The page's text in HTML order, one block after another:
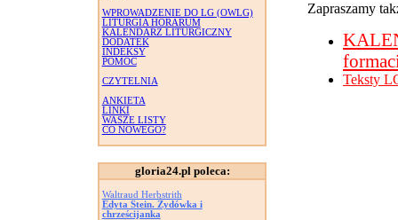
WPROWADZENIE DO LG (OWLG)
LITURGIA HORARUM
KALENDARZ LITURGICZNY
DODATEK
INDEKSY
POMOC
CZYTELNIA
ANKIETA
LINKI
WASZE LISTY
CO NOWEGO?
gloria24.pl poleca:
Waltraud Herbstrith
Edyta Stein. Żydówka i
chrześcijanka
Zapraszamy
Teksty